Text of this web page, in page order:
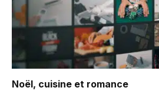
Noël, cuisine et romance